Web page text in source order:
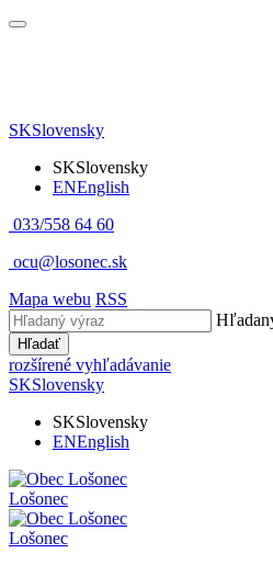
SKSlovensky
SKSlovensky
ENEnglish
033/558 64 60
ocu@losonec.sk
Mapa webu RSS
Hľadať
rozšírené vyhľadávanie
SKSlovensky
SKSlovensky
ENEnglish
Lošonec
Lošonec